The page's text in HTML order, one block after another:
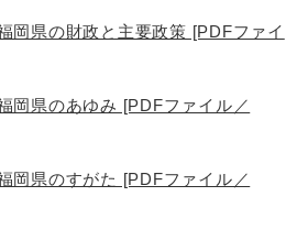
岡県の財政と主要政策 [PDFファイ
岡県のあゆみ [PDFファイル／
岡県のすがた [PDFファイル／